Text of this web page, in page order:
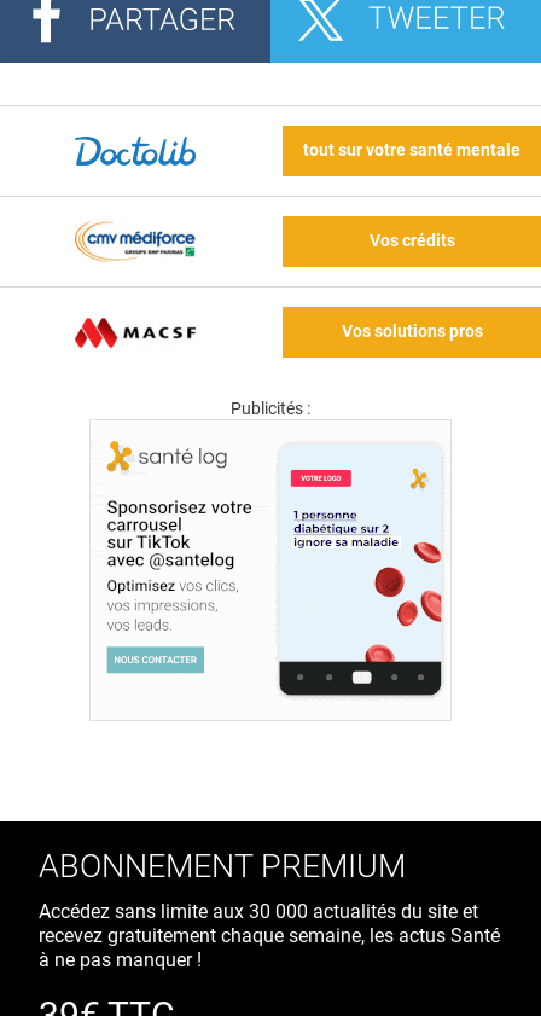
tout sur votre santé mentale
Vos crédits
Vos solutions pros
Publicités :
ABONNEMENT PREMIUM
Accédez sans limite aux 30 000 actualités du site et
recevez gratuitement chaque semaine, les actus Santé
à ne pas manquer !